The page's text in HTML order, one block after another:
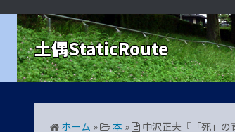
ツ
土偶StaticRoute
ホーム » 本 » 中沢正夫『「死」